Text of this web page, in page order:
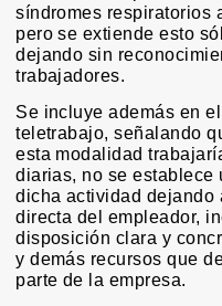
síndromes respiratorios
pero se extiende esto
dejando sin
trabajadores.
Se incluye además en
teletrabajo, señalando
esta modalidad
diarias, no se establece
dicha actividad dejando
directa del empleador,
disposición clara y
y demás recursos que
parte de la empresa.